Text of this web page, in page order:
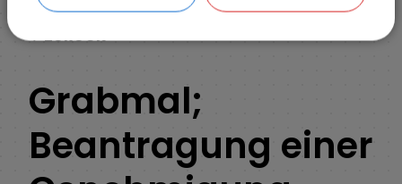
ZURÜCK
Grabmal;
Beantragung einer